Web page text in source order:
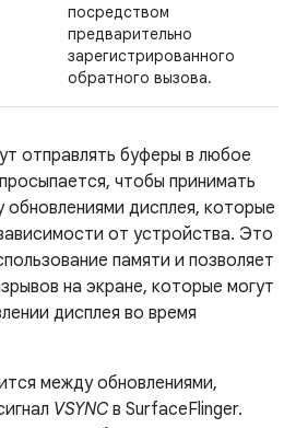
посредством
предварительно
зарегистрированного
обратного вызова.
отправлять буферы в любое
чтобы принимать
дисплея, которые
от устройства. Это
памяти и позволяет
на экране, которые могут
дисплея во время
между обновлениями,
VSYNCв SurfaceFlinger.